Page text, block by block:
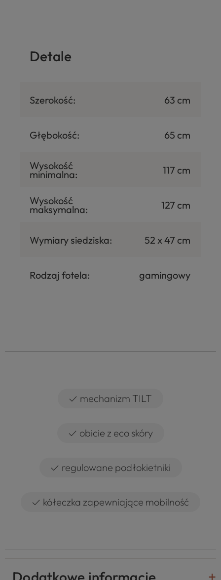
Detale
Szerokość: 63 cm
Głębokość: 65 cm
Wysokość
minimalna: 117 cm
Wysokość
maksymalna: 127 cm
Wymiary siedziska: 52 x 47 cm
Rodzaj fotela: gamingowy
✓ mechanizm TILT
✓ obicie z eco skóry
✓ regulowane podłokietniki
✓ kółeczka zapewniające mobilność